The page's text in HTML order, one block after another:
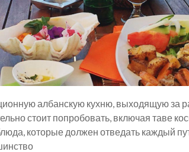
албанскую кухню, выходящую за
стоит попробовать, включая таве
которые должен отведать каждый